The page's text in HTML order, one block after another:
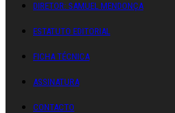
DIRETOR: SAMUEL MENDONÇA
ESTATUTO EDITORIAL
FICHA TÉCNICA
ASSINATURA
CONTACTO